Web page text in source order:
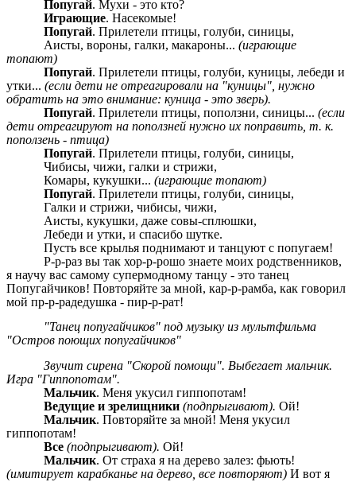
Попугай. Мухи - это кто?
Играющие. Насекомые!
Попугай. Прилетели птицы, голуби, синицы,
Аисты, вороны, галки, макароны... (играющие
топают)
Попугай. Прилетели птицы, голуби, куницы, лебеди и
утки... (если дети не отреагировали на "куницы", нужно
обратить на это внимание: куница - это зверь).
Попугай. Прилетели птицы, поползни, синицы... (если
дети отреагируют на поползней нужно их поправить, т. к.
поползень - птица)
Попугай. Прилетели птицы, голуби, синицы,
Чибисы, чижи, галки и стрижи,
Комары, кукушки... (играющие топают)
Попугай. Прилетели птицы, голуби, синицы,
Галки и стрижи, чибисы, чижи,
Аисты, кукушки, даже совы-сплюшки,
Лебеди и утки, и спасибо шутке.
Пусть все крылья поднимают и танцуют с попугаем!
Р-р-раз вы так хор-р-рошо знаете моих родственников,
я научу вас самому супермодному танцу - это танец
Попугайчиков! Повторяйте за мной, кар-р-рамба, как говорил
мой пр-р-радедушка - пир-р-рат!
"Танец попугайчиков" под музыку из мультфильма
"Остров поющих попугайчиков"
Звучит сирена "Скорой помощи". Выбегает мальчик.
Игра "Гиппопотам".
Мальчик. Меня укусил гиппопотам!
Ведущие и зрелищники (подпрыгивают). Ой!
Мальчик. Повторяйте за мной! Меня укусил
гиппопотам!
Все (подпрыгивают). Ой!
Мальчик. От страха я на дерево залез: фьють!
(имитирует карабканье на дерево, все повторяют) И вот я